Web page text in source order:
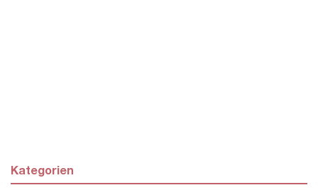
Kategorien